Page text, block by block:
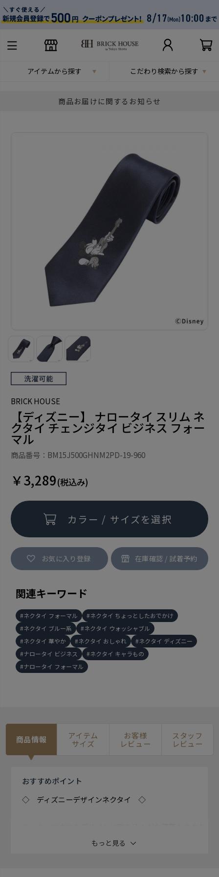
アイテムから探す こだわり検索から探す
商品お届けに関するお知らせ
BRICK HOUSE
【ディズニー】 ナロータイ スリム ネ
クタイ チェンジタイ ビジネス フォー
マル
商品番号：BM15J500GHNM2PD-19-960
￥3,289(税込み)
カラー / サイズを選択
お気に入り登録
関連キーワード
ネクタイ フォーマル
ネクタイ ちょっとしたおでかけ
ネクタイ ブルー系
ネクタイ ウォッシャブル
ネクタイ 華やか
ネクタイ おしゃれ
ネクタイ ディズニー
ナロータイ ビジネス
ネクタイ キャラもの
ナロータイ フォーマル
商品情報 アイテム
サイズ
お客様
レビュー
スタッフ
レビュー
おすすめポイント
◇ ディズニーデザインネクタイ ◇
イ。 ビジネスシーンを華やかにします。
もっと見る